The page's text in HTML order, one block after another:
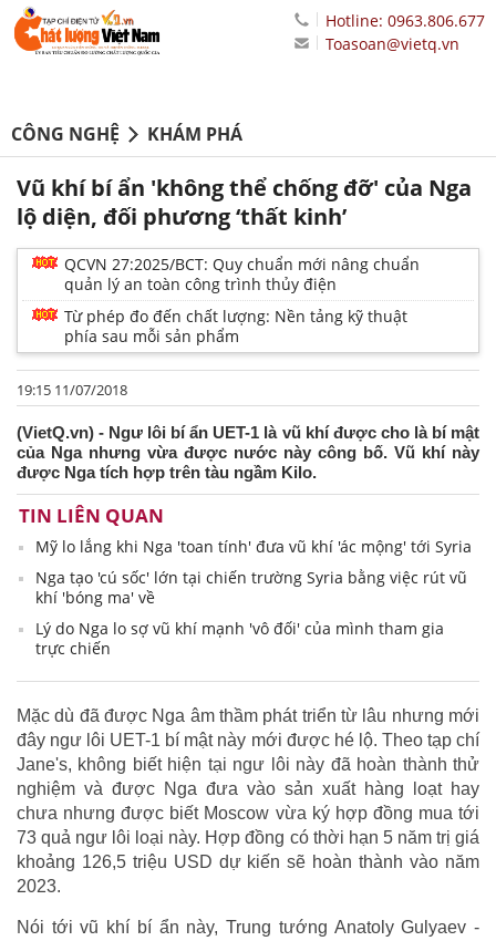
Hotline: 0963.806.677
Toasoan@vietq.vn
CÔNG NGHỆ KHÁM PHÁ
Vũ khí bí ẩn 'không thể chống đỡ' của Nga
lộ diện, đối phương ‘thất kinh’
QCVN 27:2025/BCT: Quy chuẩn mới nâng chuẩn
quản lý an toàn công trình thủy điện
Từ phép đo đến chất lượng: Nền tảng kỹ thuật
phía sau mỗi sản phẩm
19:15 11/07/2018
(VietQ.vn) - Ngư lôi bí ẩn UET-1 là vũ khí được cho là bí mật
của Nga nhưng vừa được nước này công bố. Vũ khí này
được Nga tích hợp trên tàu ngầm Kilo.
TIN LIÊN QUAN
Mỹ lo lắng khi Nga 'toan tính' đưa vũ khí 'ác mộng' tới Syria
Nga tạo 'cú sốc' lớn tại chiến trường Syria bằng việc rút vũ
khí 'bóng ma' về
Lý do Nga lo sợ vũ khí mạnh 'vô đối' của mình tham gia
trực chiến
Mặc dù đã được Nga âm thầm phát triển từ lâu nhưng mới
đây ngư lôi UET-1 bí mật này mới được hé lộ. Theo tạp chí
Jane's, không biết hiện tại ngư lôi này đã hoàn thành thử
nghiệm và được Nga đưa vào sản xuất hàng loạt hay
chưa nhưng được biết Moscow vừa ký hợp đồng mua tới
73 quả ngư lôi loại này. Hợp đồng có thời hạn 5 năm trị giá
khoảng 126,5 triệu USD dự kiến sẽ hoàn thành vào năm
2023.
Nói tới vũ khí bí ẩn này, Trung tướng Anatoly Gulyaev -